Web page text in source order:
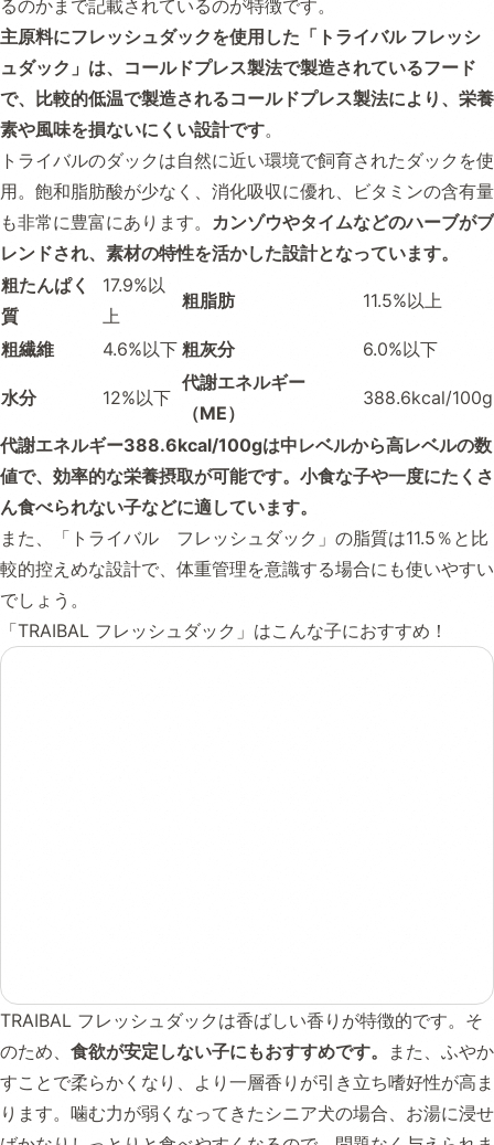
るのかまで記載されているのが特徴です。
主原料にフレッシュダックを使用した「トライバル フレッシ
ュダック」は、コールドプレス製法で製造されているフード
で、比較的低温で製造されるコールドプレス製法により、栄養
素や風味を損ないにくい設計です。
トライバルのダックは自然に近い環境で飼育されたダックを使
用。飽和脂肪酸が少なく、消化吸収に優れ、ビタミンの含有量
も非常に豊富にあります。 カンゾウやタイムなどのハーブがブ
レンドされ、素材の特性を活かした設計となっています。
粗たんぱく
質
17.9%以
上
粗脂肪 11.5%以上
粗繊維 4.6%以下 粗灰分 6.0%以下
水分 12%以下
代謝エネルギー
（ME）
388.6kcal/100g
代謝エネルギー388.6kcal/100gは中レベルから高レベルの数
値で、効率的な栄養摂取が可能です。小食な子や一度にたくさ
ん食べられない子などに適しています。
また、「トライバル フレッシュダック」の脂質は11.5％と比
較的控えめな設計で、体重管理を意識する場合にも使いやすい
でしょう。
「TRAIBAL フレッシュダック」はこんな子におすすめ！
TRAIBAL フレッシュダックは香ばしい香りが特徴的です。そ
のため、 食欲が安定しない子にもおすすめです。
また、ふやか
すことで柔らかくなり、より一層香りが引き立ち嗜好性が高ま
ります。噛む力が弱くなってきたシニア犬の場合、お湯に浸せ